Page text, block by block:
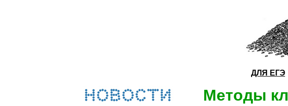
ДЛЯ ЕГЭ
Методы